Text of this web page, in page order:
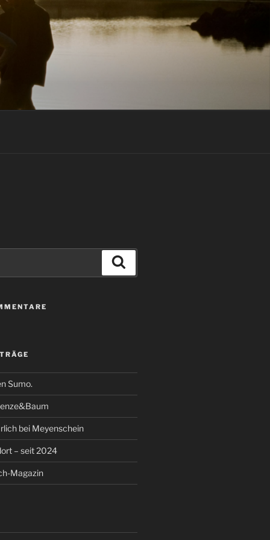
Sumo.
bei Meyenschein
– seit 2024
Magazin